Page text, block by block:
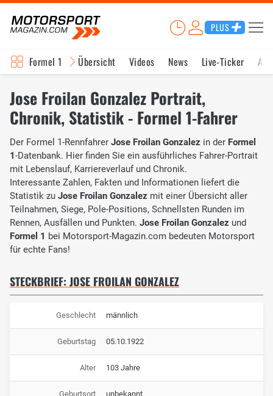
PLUS
Formel 1 Übersicht Videos News Live-Ticker
Jose Froilan Gonzalez Portrait,
Chronik, Statistik - Formel 1-Fahrer
Der Formel 1-Rennfahrer Jose Froilan Gonzalez in der Formel
1-Datenbank. Hier finden Sie ein ausführliches Fahrer-Portrait
mit Lebenslauf, Karriereverlauf und Chronik.
Interessante Zahlen, Fakten und Informationen liefert die
Statistik zu Jose Froilan Gonzalez mit einer Übersicht aller
Teilnahmen, Siege, Pole-Positions, Schnellsten Runden im
Rennen, Ausfällen und Punkten. Jose Froilan Gonzalez und
Formel 1 bei Motorsport-Magazin.com bedeuten Motorsport
für echte Fans!
STECKBRIEF: JOSE FROILAN GONZALEZ
Geschlecht männlich
Geburtstag 05.10.1922
Alter 103 Jahre
Geburtsort unbekannt